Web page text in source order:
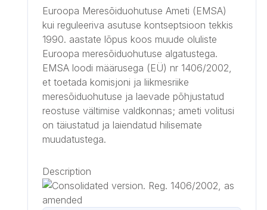
Euroopa Meresõiduohutuse Ameti (EMSA)
kui reguleeriva asutuse kontseptsioon tekkis
1990. aastate lõpus koos muude oluliste
Euroopa meresõiduohutuse algatustega.
EMSA loodi määrusega (EÜ) nr 1406/2002,
et toetada komisjoni ja liikmesriike
meresõiduohutuse ja laevade põhjustatud
reostuse vältimise valdkonnas; ameti volitusi
on täiustatud ja laiendatud hilisemate
muudatustega.
Description